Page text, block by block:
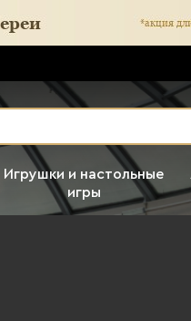
Игрушки и настольные
игры